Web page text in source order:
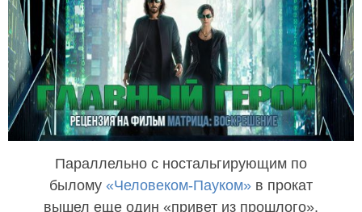
Параллельно с ностальгирующим по
былому «Человеком-Пауком» в прокат
вышел еще один «привет из прошлого».